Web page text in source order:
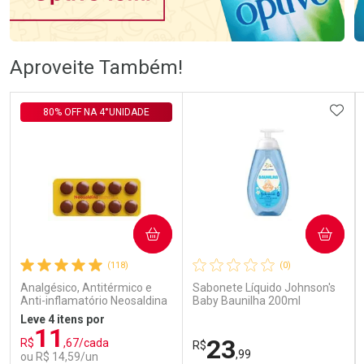
Comprar sem Desconto
Por R$ 106,99/cada
Comprar sem Desconto
Por R$ 106,99/cada
Comprar sem Desconto
Comprar sem Desconto
Aproveite Também!
(118)
Analgésico, Antitérmico e
Anti-inflamatório Neosaldina
30mg + 300mg + 30mg 10
Drágeas
80% OFF NA 4°UNIDADE
Leve 4 itens por
R$11 ,67/cada
ou R$ 14,59/un
COMPRAR
(0)
Sabonete Líquido Johnson's
Baby Baunilha 200ml
R$23,99
COMPRAR